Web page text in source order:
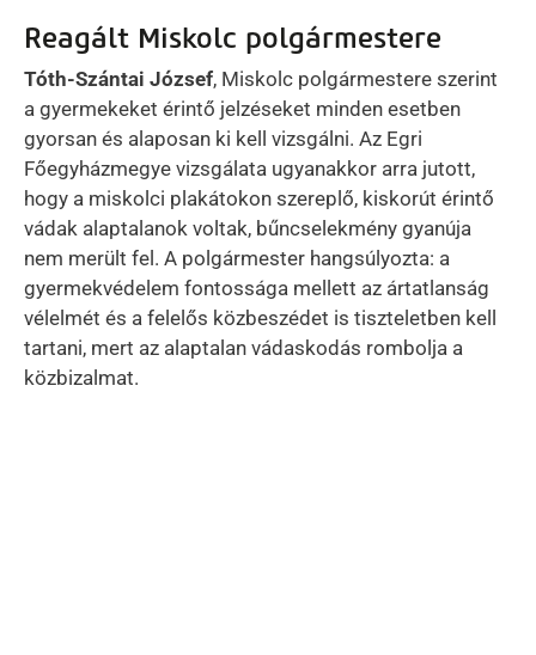
Reagált Miskolc polgármestere
Tóth-Szántai József, Miskolc polgármestere szerint
a gyermekeket érintő jelzéseket minden esetben
gyorsan és alaposan ki kell vizsgálni. Az Egri
Főegyházmegye vizsgálata ugyanakkor arra jutott,
hogy a miskolci plakátokon szereplő, kiskorút érintő
vádak alaptalanok voltak, bűncselekmény gyanúja
nem merült fel. A polgármester hangsúlyozta: a
gyermekvédelem fontossága mellett az ártatlanság
vélelmét és a felelős közbeszédet is tiszteletben kell
tartani, mert az alaptalan vádaskodás rombolja a
közbizalmat.